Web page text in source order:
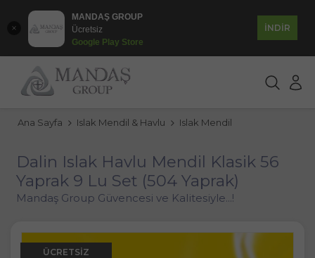
MANDAŞ GROUP
Ücretsiz
Google Play Store
İNDİR
Ana Sayfa Islak Mendil & Havlu Islak Mendil
Dalin Islak Havlu Mendil Klasik 56
Yaprak 9 Lu Set (504 Yaprak)
Mandaş Group Güvencesi ve Kalitesiyle...!
ÜCRETSIZ